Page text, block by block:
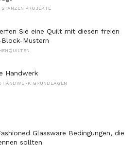
STANZEN PROJEKTE
Sie eine Quilt mit diesen freien
Mustern
Handwerk
HANDWERK GRUNDLAGEN
Glassware Bedingungen, die
sollten